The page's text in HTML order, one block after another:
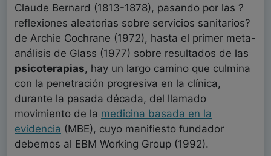
Claude Bernard (1813-1878), pasando por las ?
reflexiones aleatorias sobre servicios sanitarios?
de Archie Cochrane (1972), hasta el primer meta-
análisis de Glass (1977) sobre resultados de las
psicoterapias, hay un largo camino que culmina
con la penetración progresiva en la clínica,
durante la pasada década, del llamado
movimiento de la medicina basada en la
evidencia (MBE), cuyo manifiesto fundador
debemos al EBM Working Group (1992).